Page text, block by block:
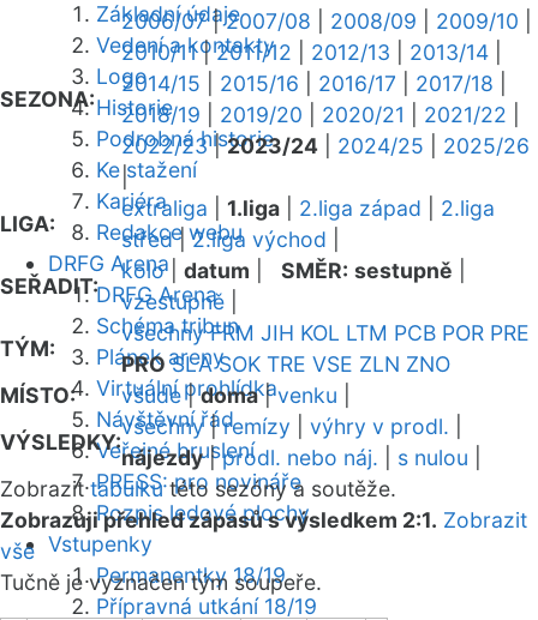
Základní údaje
Vedení a kontakty
Logo
Historie
Podrobná historie
Ke stažení
Kariéra
Redakce webu
DRFG Arena
DRFG Arena
Schéma tribun
Plánek areny
Virtuální prohlídka
Návštěvní řád
Veřejné bruslení
PRESS: pro novináře
Rozpis ledové plochy
Vstupenky
Permanentky 18/19
Přípravná utkání 18/19
SEZONA:
2006/07|2007/08 2008/09 2009/10
2010/11|2011/12 2012/13 2013/14
2014/15
2015/16 2016/17 2017/18
2018/19
2019/20 2020/21 2021/22
2022/23|2023/24 2024/25
2025/26
|
LIGA:
extraliga 1.liga 2.liga západ
2.liga
střed|2.liga východ
SEŘADIT:
kolo| datum SMĚR: sestupně
vzestupně
TÝM:
všechny FRM JIH KOL LTM PCB POR PRE
PRO SLA SOK TRE VSE ZLN ZNO
MÍSTO:
všude|doma|venku
VÝSLEDKY:
všechny|remízy výhry v prodl.
nájezdy|prodl. nebo náj. s nulou
Zobrazittabulkutéto sezóny a soutěže.
Zobrazuji přehled zápasů s výsledkem 2:1. Zobrazit
vše
Tučně je vyznačen tým soupeře.